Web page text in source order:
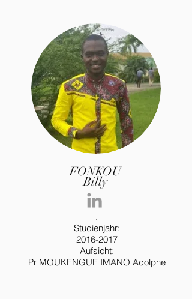
FONKOU
Billy
.
Studienjahr:
2016-2017
Aufsicht:
Pr MOUKENGUE IMANO Adolphe